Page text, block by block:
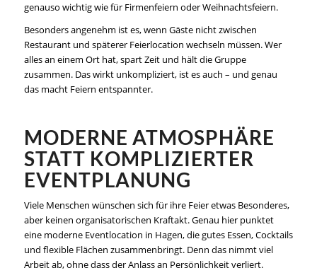
genauso wichtig wie für Firmenfeiern oder Weihnachtsfeiern.
Besonders angenehm ist es, wenn Gäste nicht zwischen
Restaurant und späterer Feierlocation wechseln müssen. Wer
alles an einem Ort hat, spart Zeit und hält die Gruppe
zusammen. Das wirkt unkompliziert, ist es auch – und genau
das macht Feiern entspannter.
MODERNE ATMOSPHÄRE
STATT KOMPLIZIERTER
EVENTPLANUNG
Viele Menschen wünschen sich für ihre Feier etwas Besonderes,
aber keinen organisatorischen Kraftakt. Genau hier punktet
eine moderne Eventlocation in Hagen, die gutes Essen, Cocktails
und flexible Flächen zusammenbringt. Denn das nimmt viel
Arbeit ab, ohne dass der Anlass an Persönlichkeit verliert.